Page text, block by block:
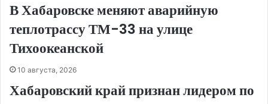
В Хабаровске меняют аварийную
теплотрассу ТМ-33 на улице
Тихоокеанской
10 августа, 2026
Хабаровский край признан лидером по